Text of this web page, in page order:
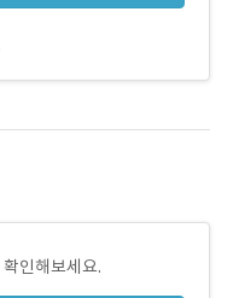
인해보세요.